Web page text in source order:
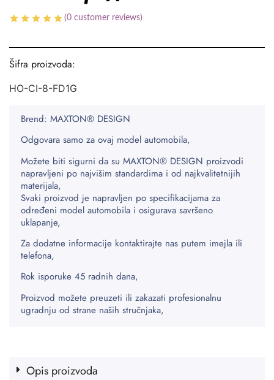
(0 customer reviews)
Šifra proizvoda:
HO-CI-8-FD1G
Brend: MAXTON® DESIGN
Odgovara samo za ovaj model automobila,
Možete biti sigurni da su MAXTON® DESIGN proizvodi
napravljeni po najvišim standardima i od najkvalitetnijih
materijala,
Svaki proizvod je napravljen po specifikacijama za
određeni model automobila i osigurava savršeno
uklapanje,
Za dodatne informacije kontaktirajte nas putem imejla ili
telefona,
Rok isporuke 45 radnih dana,
Proizvod možete preuzeti ili zakazati profesionalnu
ugradnju od strane naših stručnjaka,
Opis proizvoda